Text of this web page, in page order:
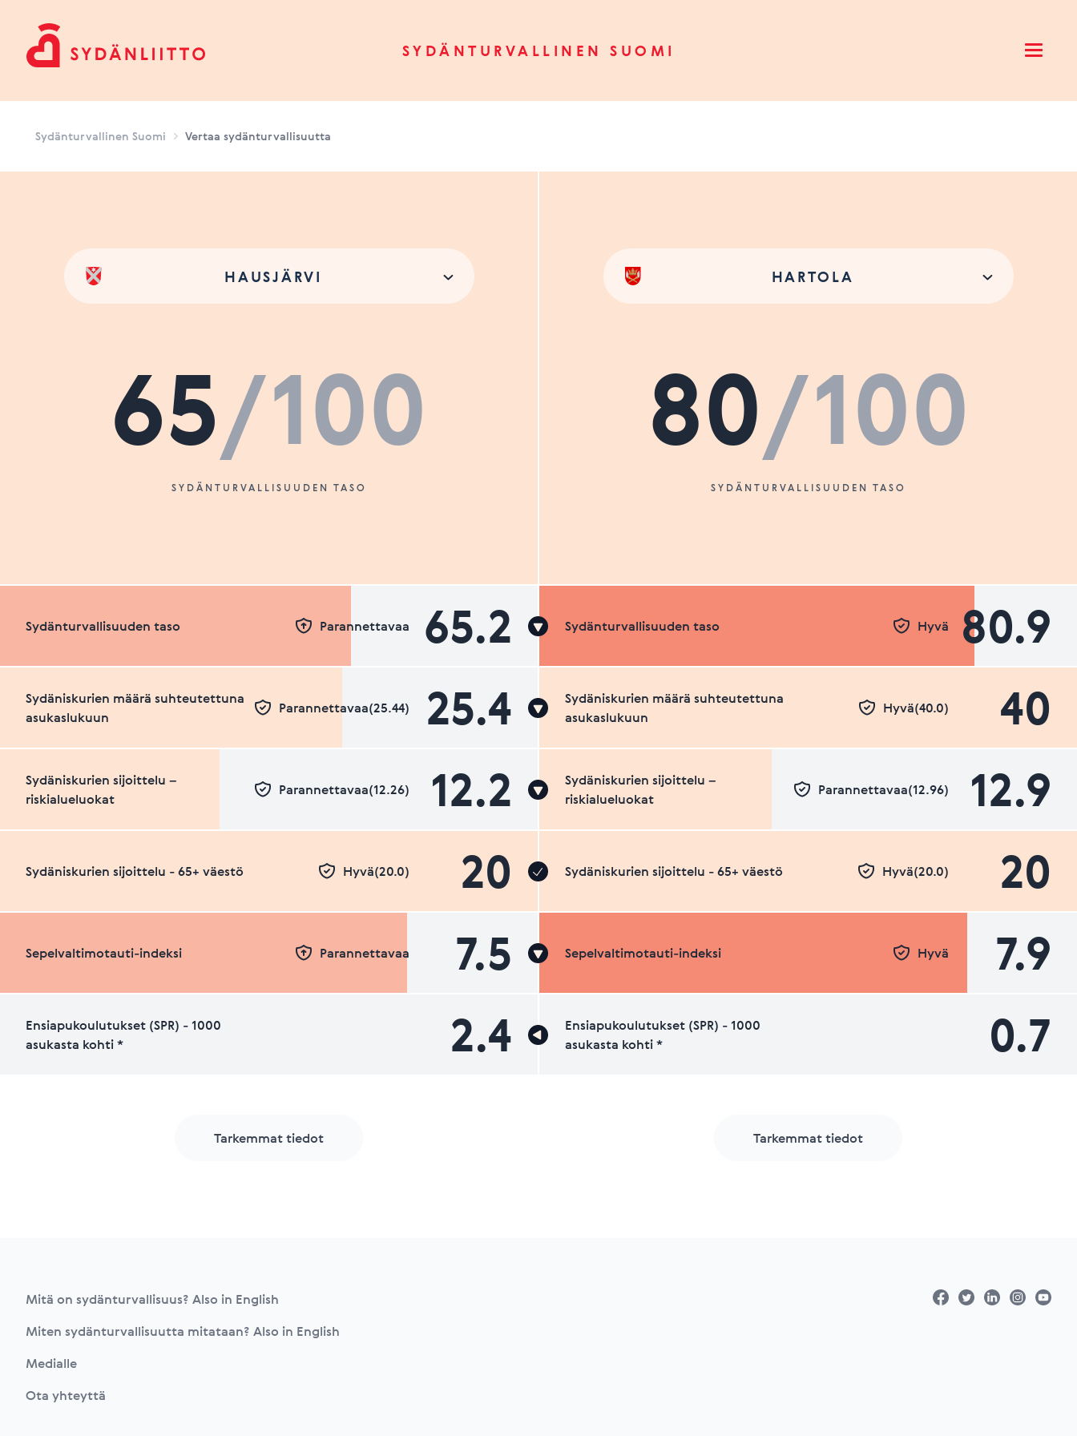
SYDÄNTURVALLINEN SUOMI Open
Sydänturvallinen Suomi Vertaa sydänturvallisuutta
HAUSJÄRVI
65/100
SYDÄNTURVALLISUUDEN TASO
Sydänturvallisuuden taso 65.2
Parannettavaa
Sydäniskurien määrä suhteutettuna
asukaslukuun
25.4
Parannettavaa(25.44)
Sydäniskurien sijoittelu –
riskialueluokat
12.2
Parannettavaa(12.26)
Sydäniskurien sijoittelu - 65+ väestö 20
Hyvä(20.0)
Sepelvaltimotauti-indeksi 7.5
Parannettavaa
Ensiapukoulutukset (SPR) - 1000
asukasta kohti *
2.4
Tarkemmat tiedot
HARTOLA
80/100
SYDÄNTURVALLISUUDEN TASO
Sydänturvallisuuden taso 80.9
Hyvä
Sydäniskurien määrä suhteutettuna
asukaslukuun
40
Hyvä(40.0)
Sydäniskurien sijoittelu –
riskialueluokat
12.9
Parannettavaa(12.96)
Sydäniskurien sijoittelu - 65+ väestö 20
Hyvä(20.0)
Sepelvaltimotauti-indeksi 7.9
Hyvä
Ensiapukoulutukset (SPR) - 1000
asukasta kohti *
0.7
Tarkemmat tiedot
Mitä on sydänturvallisuus? Also in English
Miten sydänturvallisuutta mitataan? Also in English
Medialle
Ota yhteyttä